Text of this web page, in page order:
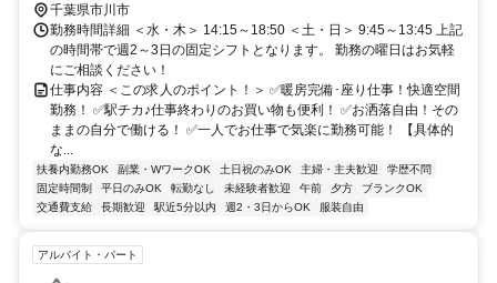
千葉県市川市
勤務時間詳細 ＜水・木＞ 14:15～18:50 ＜土・日＞ 9:45～13:45 上記
の時間帯で週2～3日の固定シフトとなります。 勤務の曜日はお気軽
にご相談ください！
仕事内容 ＜この求人のポイント！＞ ✅暖房完備･座り仕事！快適空間
勤務！ ✅駅チカ♪仕事終わりのお買い物も便利！ ✅お洒落自由！その
ままの自分で働ける！ ✅一人でお仕事で気楽に勤務可能！ 【具体的
な...
扶養内勤務OK 副業・WワークOK 土日祝のみOK 主婦・主夫歓迎
学歴不問
固定時間制
平日のみOK 転勤なし 未経験者歓迎 午前 夕方
ブランクOK
交通費支給
長期歓迎 駅近5分以内 週2・3日からOK 服装自由
アルバイト・パート